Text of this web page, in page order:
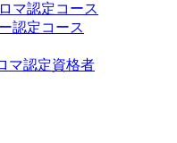
マ認定コース
認定コース
マ認定資格者